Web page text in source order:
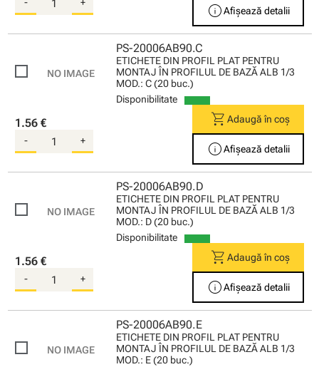
infoAfișează detalii
PS-20006AB90.C
ETICHETE DIN PROFIL PLAT PENTRU
MONTAJ ÎN PROFILUL DE BAZĂ ALB 1/3
MOD.: C (20 buc.)
Disponibilitate
1.56 €
- +
shopping_cartAdaugă în coș
infoAfișează detalii
PS-20006AB90.D
ETICHETE DIN PROFIL PLAT PENTRU
MONTAJ ÎN PROFILUL DE BAZĂ ALB 1/3
MOD.: D (20 buc.)
Disponibilitate
1.56 €
- +
shopping_cartAdaugă în coș
infoAfișează detalii
PS-20006AB90.E
ETICHETE DIN PROFIL PLAT PENTRU
MONTAJ ÎN PROFILUL DE BAZĂ ALB 1/3
MOD.: E (20 buc.)